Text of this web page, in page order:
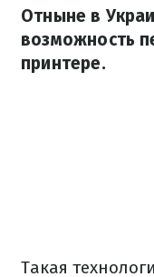
Отныне в
возможность
принтере.
Такая